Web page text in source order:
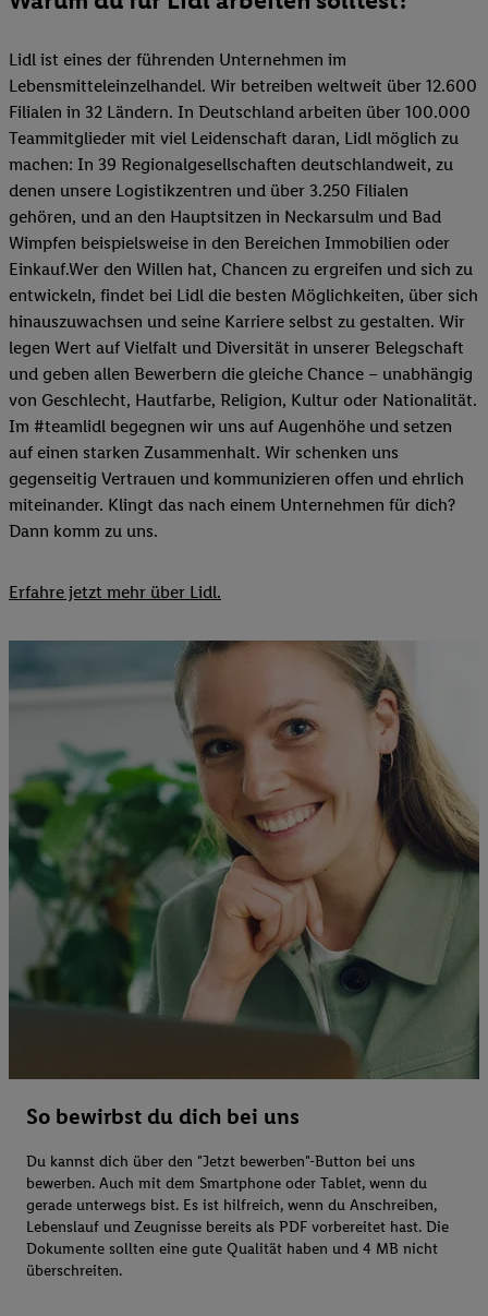
Lidl ist eines der führenden Unternehmen im
Lebensmitteleinzelhandel. Wir betreiben weltweit über 12.600
Filialen in 32 Ländern. In Deutschland arbeiten über 100.000
Teammitglieder mit viel Leidenschaft daran, Lidl möglich zu
machen: In 39 Regionalgesellschaften deutschlandweit, zu
denen unsere Logistikzentren und über 3.250 Filialen
gehören, und an den Hauptsitzen in Neckarsulm und Bad
Wimpfen beispielsweise in den Bereichen Immobilien oder
Einkauf.Wer den Willen hat, Chancen zu ergreifen und sich zu
entwickeln, findet bei Lidl die besten Möglichkeiten, über sich
hinauszuwachsen und seine Karriere selbst zu gestalten. Wir
legen Wert auf Vielfalt und Diversität in unserer Belegschaft
und geben allen Bewerbern die gleiche Chance – unabhängig
von Geschlecht, Hautfarbe, Religion, Kultur oder Nationalität.
Im #teamlidl begegnen wir uns auf Augenhöhe und setzen
auf einen starken Zusammenhalt. Wir schenken uns
gegenseitig Vertrauen und kommunizieren offen und ehrlich
miteinander. Klingt das nach einem Unternehmen für dich?
Dann komm zu uns.​
Erfahre jetzt mehr über Lidl.
So bewirbst du dich bei uns
Du kannst dich über den "Jetzt bewerben"-Button bei uns
bewerben. Auch mit dem Smartphone oder Tablet, wenn du
gerade unterwegs bist. Es ist hilfreich, wenn du Anschreiben,
Lebenslauf und Zeugnisse bereits als PDF vorbereitet hast. Die
Dokumente sollten eine gute Qualität haben und 4 MB nicht
überschreiten.